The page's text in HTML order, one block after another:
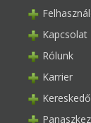
Kapcsolat
Rólunk
Karrier